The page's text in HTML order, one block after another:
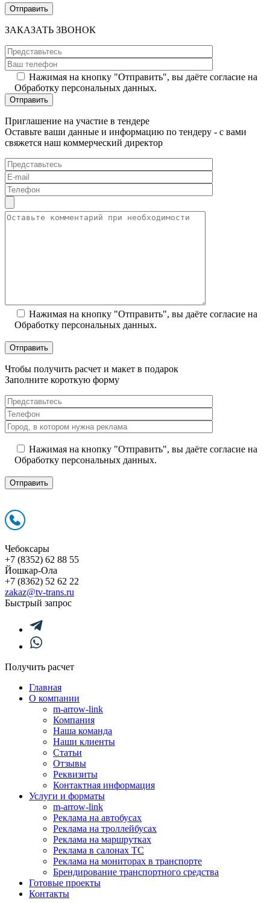
ЗАКАЗАТЬ ЗВОНОК
Нажимая на кнопку "Отправить", вы даёте согласие на
Обработку персональных данных.
Приглашение на участие в тендере
Оставьте ваши данные и информацию по тендеру - с вами
свяжется наш коммерческий директор
Нажимая на кнопку "Отправить", вы даёте согласие на
Обработку персональных данных.
Чтобы получить расчет и макет в подарок
Заполните короткую форму
Нажимая на кнопку "Отправить", вы даёте согласие на
Обработку персональных данных.
Чебоксары
+7 (8352) 62 88 55
Йошкар-Ола
+7 (8362) 52 62 22
zakaz@tv-trans.ru
Быстрый запрос
Получить расчет
Главная
О компании
m-arrow-link
Компания
Наша команда
Наши клиенты
Статьи
Отзывы
Реквизиты
Контактная информация
Услуги и форматы
m-arrow-link
Реклама на автобусах
Реклама на троллейбусах
Реклама на маршрутках
Реклама в салонах ТС
Реклама на мониторах в транспорте
Брендирование транспортного средства
Готовые проекты
Контакты